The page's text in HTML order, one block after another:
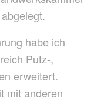
habe ich
Putz-,
erweitert.
mit anderen